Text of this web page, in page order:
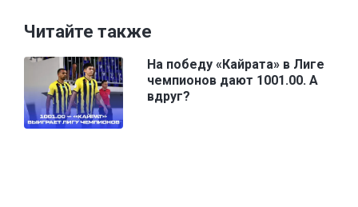
Читайте также
На победу «Кайрата» в Лиге
чемпионов дают 1001.00. А
вдруг?